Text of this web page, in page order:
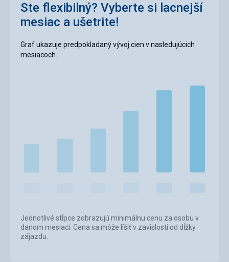
Ste flexibilný? Vyberte si lacnejší
mesiac a ušetrite!
Graf ukazuje predpokladaný vývoj cien v nasledujúcich
mesiacoch.
Jednotlivé stĺpce zobrazujú minimálnu cenu za osobu v
danom mesiaci. Cena sa môže líšiť v zavislosti od dĺžky
zájazdu.